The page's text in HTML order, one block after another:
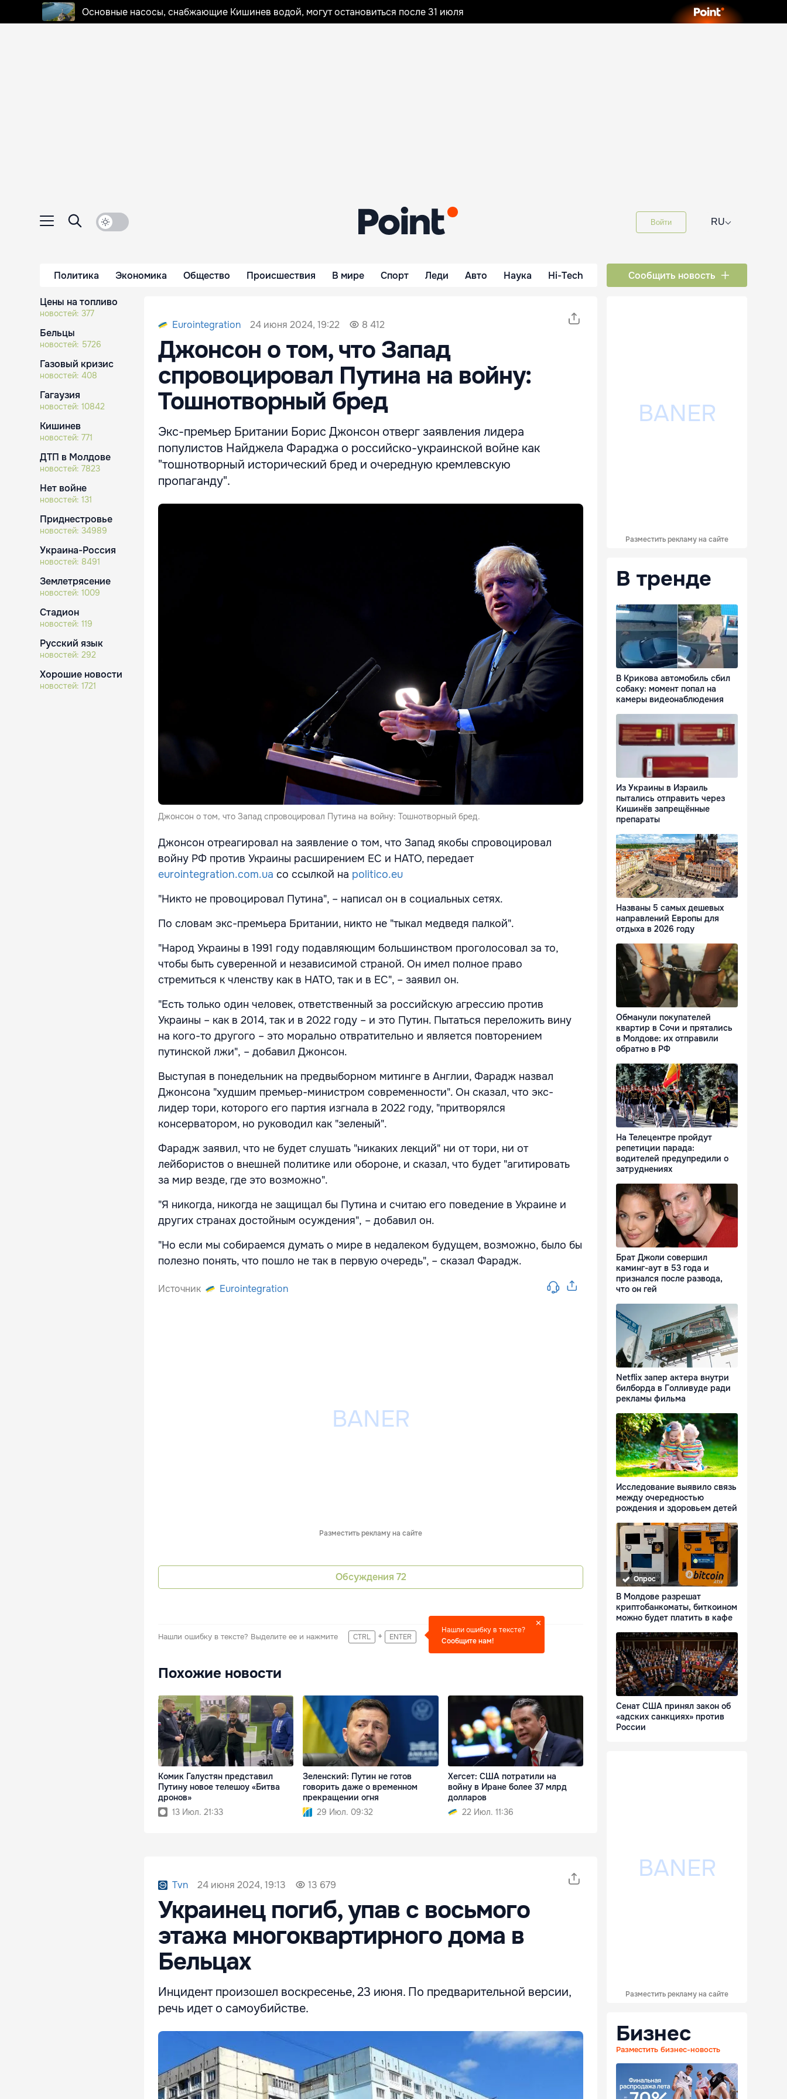
Основные насосы, снабжающие Кишинев водой, могут остановиться после 31 июля
Войти RU⌵
Политика Экономика Общество Происшествия В мире Спорт Леди Авто Наука Hi-Tech Сообщить новость
Цены на топливо
новостей: 377
Бельцы
новостей: 5726
Газовый кризис
новостей: 408
Гагаузия
новостей: 10842
Кишинев
новостей: 771
ДТП в Молдове
новостей: 7823
Нет войне
новостей: 131
Приднестровье
новостей: 34989
Украина-Россия
новостей: 8491
Землетрясение
новостей: 1009
Стадион
новостей: 119
Русский язык
новостей: 292
Хорошие новости
новостей: 1721
Eurointegration 24 июня 2024, 19:22 8 412
Джонсон о том, что Запад
спровоцировал Путина на войну:
Тошнотворный бред
Экс-премьер Британии Борис Джонсон отверг заявления лидера
популистов Найджела Фараджа о российско-украинской войне как
"тошнотворный исторический бред и очередную кремлевскую
пропаганду".
Джонсон о том, что Запад спровоцировал Путина на войну: Тошнотворный бред.
Джонсон отреагировал на заявление о том, что Запад якобы спровоцировал
войну РФ против Украины расширением ЕС и НАТО, передает
eurointegration.com.ua со ссылкой на politico.eu
"Никто не провоцировал Путина", – написал он в социальных сетях.
По словам экс-премьера Британии, никто не "тыкал медведя палкой".
"Народ Украины в 1991 году подавляющим большинством проголосовал за то,
чтобы быть суверенной и независимой страной. Он имел полное право
стремиться к членству как в НАТО, так и в ЕС", – заявил он.
"Есть только один человек, ответственный за российскую агрессию против
Украины – как в 2014, так и в 2022 году – и это Путин. Пытаться переложить вину
на кого-то другого – это морально отвратительно и является повторением
путинской лжи", – добавил Джонсон.
Выступая в понедельник на предвыборном митинге в Англии, Фарадж назвал
Джонсона "худшим премьер-министром современности". Он сказал, что экс-
лидер тори, которого его партия изгнала в 2022 году, "притворялся
консерватором, но руководил как "зеленый".
Фарадж заявил, что не будет слушать "никаких лекций" ни от тори, ни от
лейбористов о внешней политике или обороне, и сказал, что будет "агитировать
за мир везде, где это возможно".
"Я никогда, никогда не защищал бы Путина и считаю его поведение в Украине и
других странах достойным осуждения", – добавил он.
"Но если мы собираемся думать о мире в недалеком будущем, возможно, было бы
полезно понять, что пошло не так в первую очередь", – сказал Фарадж.
Источник Eurointegration
Разместить рекламу на сайте
Обсуждения 72
Нашли ошибку в тексте? Выделите ее и нажмите CTRL + ENTER
Нашли ошибку в тексте?
Сообщите нам!
Похожие новости
Комик Галустян представил
Путину новое телешоу «Битва
дронов»
13 Июл. 21:33
Зеленский: Путин не готов
говорить даже о временном
прекращении огня
29 Июл. 09:32
Хегсет: США потратили на
войну в Иране более 37 млрд
долларов
22 Июл. 11:36
Tvn 24 июня 2024, 19:13 13 679
Украинец погиб, упав с восьмого
этажа многоквартирного дома в
Бельцах
Инцидент произошел воскресенье, 23 июня. По предварительной версии,
речь идет о самоубийстве.
Разместить рекламу на сайте
В тренде
В Крикова автомобиль сбил
собаку: момент попал на
камеры видеонаблюдения
Из Украины в Израиль
пытались отправить через
Кишинёв запрещённые
препараты
Названы 5 самых дешевых
направлений Европы для
отдыха в 2026 году
Обманули покупателей
квартир в Сочи и прятались
в Молдове: их отправили
обратно в РФ
На Телецентре пройдут
репетиции парада:
водителей предупредили о
затруднениях
Брат Джоли совершил
каминг-аут в 53 года и
признался после развода,
что он гей
Netflix запер актера внутри
билборда в Голливуде ради
рекламы фильма
Исследование выявило связь
между очередностью
рождения и здоровьем детей
Опрос
В Молдове разрешат
криптобанкоматы, биткоином
можно будет платить в кафе
Сенат США принял закон об
«адских санкциях» против
России
Разместить рекламу на сайте
Бизнес
Разместить бизнес-новость